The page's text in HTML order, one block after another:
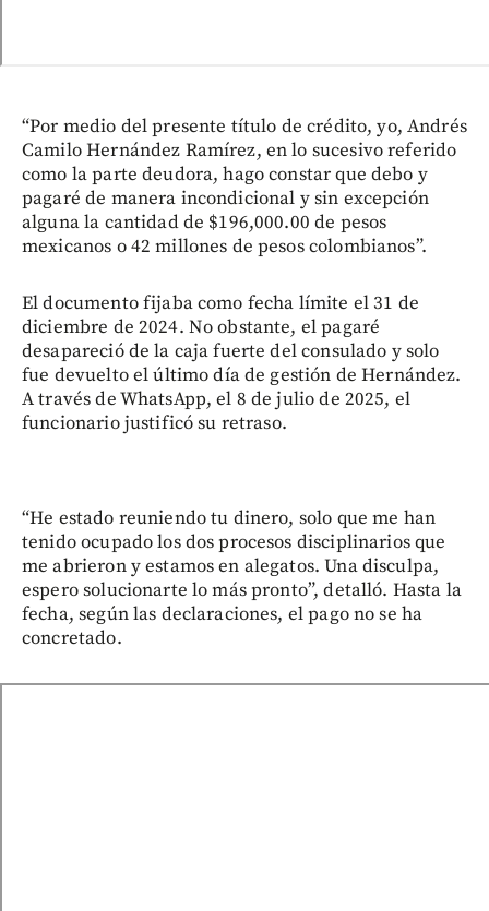
“Por medio del presente título de crédito, yo, Andrés
Camilo Hernández Ramírez, en lo sucesivo referido
como la parte deudora, hago constar que debo y
pagaré de manera incondicional y sin excepción
alguna la cantidad de $196,000.00 de pesos
mexicanos o 42 millones de pesos colombianos”.
El documento fijaba como fecha límite el 31 de
diciembre de 2024. No obstante, el pagaré
desapareció de la caja fuerte del consulado y solo
fue devuelto el último día de gestión de Hernández.
A través de WhatsApp, el 8 de julio de 2025, el
funcionario justificó su retraso.
“He estado reuniendo tu dinero, solo que me han
tenido ocupado los dos procesos disciplinarios que
me abrieron y estamos en alegatos. Una disculpa,
espero solucionarte lo más pronto”, detalló. Hasta la
fecha, según las declaraciones, el pago no se ha
concretado.